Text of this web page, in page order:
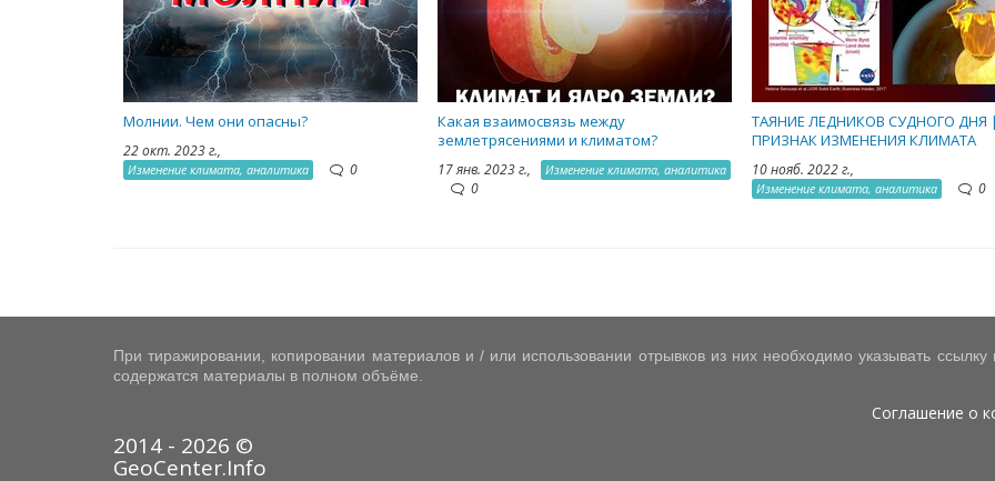
Молнии. Чем они опасны?
22 окт. 2023 г.,
Изменение климата, аналитика 0
Какая взаимосвязь между
землетрясениями и климатом?
17 янв. 2023 г., Изменение климата, аналитика
0
ТАЯНИЕ ЛЕДНИКОВ СУДНОГО ДНЯ |
ПРИЗНАК ИЗМЕНЕНИЯ КЛИМАТА
10 нояб. 2022 г.,
Изменение климата, аналитика 0
При тиражировании, копировании материалов и / или использовании отрывков из них необходимо указывать
содержатся материалы в полном объёме.
2014 - 2026 ©
GeoCenter.Info
Соглашение о